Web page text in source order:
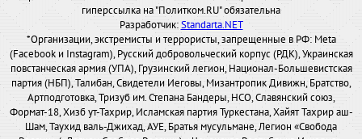
гиперссылка на "Политком.RU" обязательна
Разработчик:Standarta.NET
*Организации, экстремисты и террористы, запрещенные в РФ: Meta
(Facebook и Instagram), Русский добровольческий корпус (РДК), Украинская
повстанческая армия (УПА), Грузинский легион, Национал-Большевистская
партия (НБП), Талибан, Свидетели Иеговы, Мизантропик Дивижн, Братство,
Артподготовка, Тризуб им. Степана Бандеры, НСО, Славянский союз,
Формат-18, Хизб ут-Тахрир, Исламская партия Туркестана, Хайят Тахрир аш-
Шам, Таухид валь-Джихад, АУЕ, Братья мусульмане, Легион «Свобода